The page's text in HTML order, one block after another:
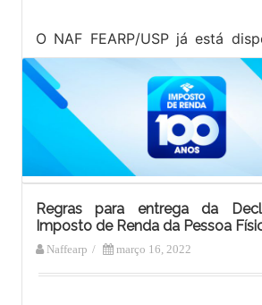
O NAF FEARP/USP já está
orientar toda a comunidade
Universidade de São Paulo e
externa ao correto
Declaração…
Regras para entrega da
Imposto de Renda da Pessoa
Naffearp / março 16, 2022